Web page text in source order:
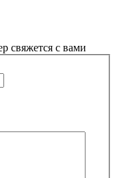
свяжется с вами